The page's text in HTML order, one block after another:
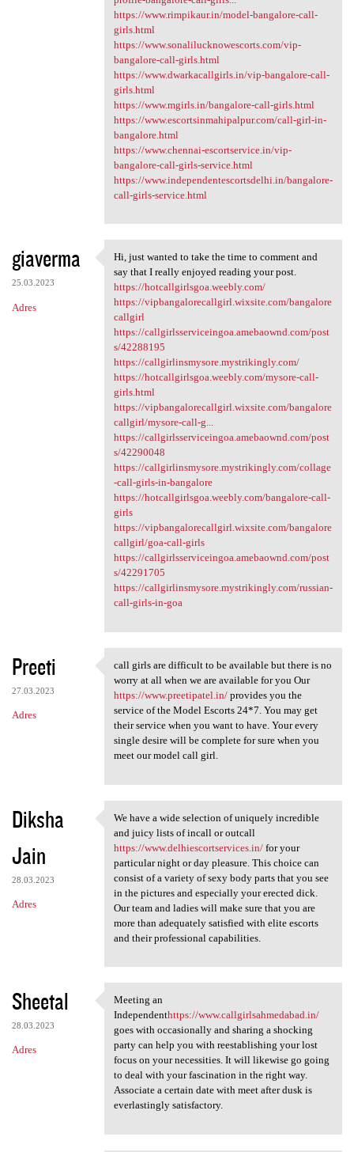
https://www.rimpikaur.in/model-bangalore-call-
girls.html
https://www.sonalilucknowescorts.com/vip-
bangalore-call-girls.html
https://www.dwarkacallgirls.in/vip-bangalore-call-
girls.html
https://www.mgirls.in/bangalore-call-girls.html
https://www.escortsinmahipalpur.com/call-girl-in-
bangalore.html
https://www.chennai-escortservice.in/vip-
bangalore-call-girls-service.html
https://www.independentescortsdelhi.in/bangalore-
call-girls-service.html
giaverma
25.03.2023
Adres
Hi, just wanted to take the
Hi, just wanted to take the time to comment and
say that I really enjoyed reading your post.
https://hotcallgirlsgoa.weebly.com/
https://vipbangalorecallgirl.wixsite.com/bangalore
callgirl
https://callgirlsserviceingoa.amebaownd.com/post
s/42288195
https://callgirlinsmysore.mystrikingly.com/
https://hotcallgirlsgoa.weebly.com/mysore-call-
girls.html
https://vipbangalorecallgirl.wixsite.com/bangalore
callgirl/mysore-call-g...
https://callgirlsserviceingoa.amebaownd.com/post
s/42290048
https://callgirlinsmysore.mystrikingly.com/collage
-call-girls-in-bangalore
https://hotcallgirlsgoa.weebly.com/bangalore-call-
girls
https://vipbangalorecallgirl.wixsite.com/bangalore
callgirl/goa-call-girls
https://callgirlsserviceingoa.amebaownd.com/post
s/42291705
https://callgirlinsmysore.mystrikingly.com/russian-
call-girls-in-goa
Preeti
27.03.2023
Adres
call girls are difficult to
call girls are difficult to be available but there is no
worry at all when we are available for you Our
https://www.preetipatel.in/provides you the
service of the Model Escorts 24*7. You may get
their service when you want to have. Your every
single desire will be complete for sure when you
meet our model call girl.
Diksha
Jain
28.03.2023
Adres
We have a wide selection of
We have a wide selection of uniquely incredible
and juicy lists of incall or outcall
https://www.delhiescortservices.in/for your
particular night or day pleasure. This choice can
consist of a variety of sexy body parts that you see
in the pictures and especially your erected dick.
Our team and ladies will make sure that you are
more than adequately satisfied with elite escorts
and their professional capabilities.
Sheetal
28.03.2023
Adres
Meeting an Independenthttps:/
Meeting an
Independenthttps://www.callgirlsahmedabad.in/
goes with occasionally and sharing a shocking
party can help you with reestablishing your lost
focus on your necessities. It will likewise go going
to deal with your fascination in the right way.
Associate a certain date with meet after dusk is
everlastingly satisfactory.